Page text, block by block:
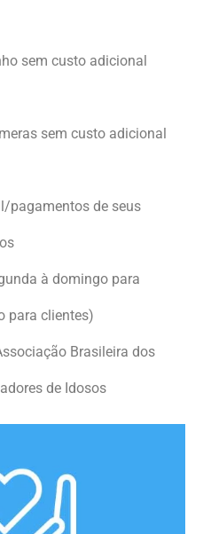
sem custo adicional
sem custo adicional
pagamentos de seus
à domingo para
para clientes)
Brasileira dos
de Idosos